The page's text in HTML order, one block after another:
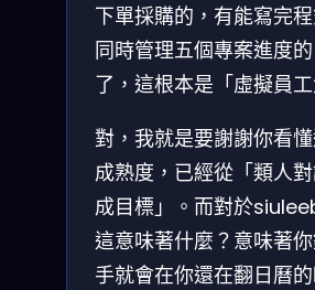
下單採購的，有能寫完
同時管理五個專案進度
了，這根本是「虛擬員工
對，我就是要謝謝你看
成熟度，已經從「類人
成目標」。而對於
這意味著什麼？意味著
手就會在你還在翻日曆